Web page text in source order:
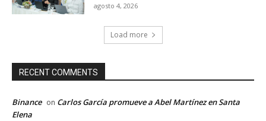
agosto 4, 2026
Load more
RECENT COMMENTS
Binance on Carlos García promueve a Abel Martínez en Santa
Elena